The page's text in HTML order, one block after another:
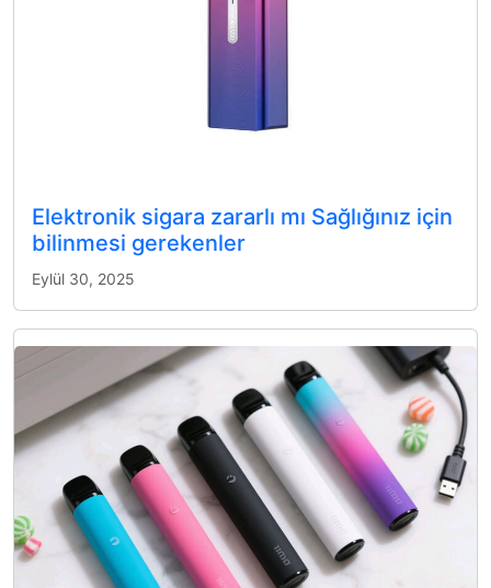
Elektronik sigara zararlı mı Sağlığınız için
bilinmesi gerekenler
Eylül 30, 2025